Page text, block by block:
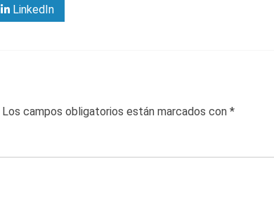
LinkedIn
Los campos obligatorios están marcados con *